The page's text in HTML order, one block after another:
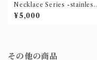
Necklace Series -stainless
-【ステンレス製ネックレス】
¥5,000
その他の商品